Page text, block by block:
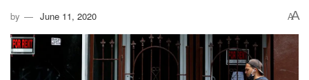
by June 11, 2020 AA